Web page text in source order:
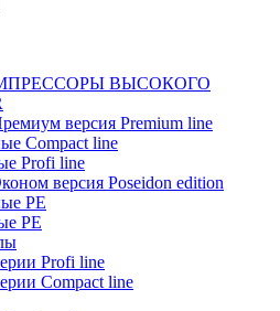
ВЫСОКОГО
версия Premium line
Compact line
Profi line
версия Poseidon edition
PE
PE
Profi line
Compact line